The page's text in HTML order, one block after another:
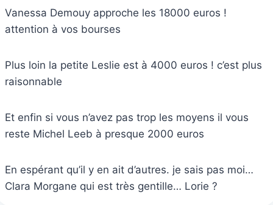
Vanessa Demouy approche les 18000 euros !
attention à vos bourses
Plus loin la petite Leslie est à 4000 euros ! c’est plus
raisonnable
Et enfin si vous n’avez pas trop les moyens il vous
reste Michel Leeb à presque 2000 euros
En espérant qu’il y en ait d’autres. je sais pas moi…
Clara Morgane qui est très gentille… Lorie ?